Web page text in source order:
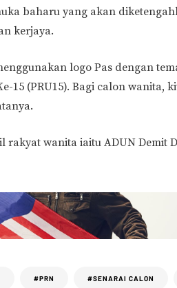
baharu yang akan
kerjaya.
logo Pas dengan
15 (PRU15). Bagi calon wanita,
rakyat wanita iaitu ADUN Demit
#PRN #SENARAI CALON